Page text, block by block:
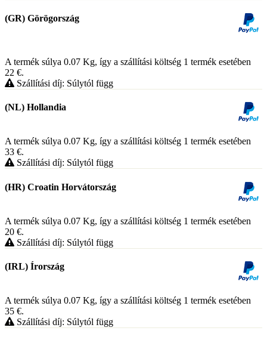
(GR) Görögország
A termék súlya 0.07 Kg, így a szállítási költség 1 termék esetében
22 €.
Szállítási díj: Súlytól függ
(NL) Hollandia
A termék súlya 0.07 Kg, így a szállítási költség 1 termék esetében
33 €.
Szállítási díj: Súlytól függ
(HR) Croatin Horvátország
A termék súlya 0.07 Kg, így a szállítási költség 1 termék esetében
20 €.
Szállítási díj: Súlytól függ
(IRL) Írország
A termék súlya 0.07 Kg, így a szállítási költség 1 termék esetében
35 €.
Szállítási díj: Súlytól függ